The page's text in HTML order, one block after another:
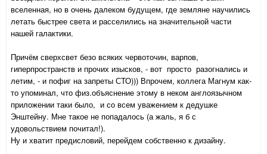
вселенная, но в очень далеком будущем, где земляне научились
летать быстрее света и расселились на значительной части
нашей галактики.
Причём сверхсвет безо всяких червоточин, варпов,
гиперпространств и прочих изысков, - вот просто разогнались и
летим, - и пофиг на запреты СТО))) Впрочем, коллега Магнум как-
то упоминал, что физ.объяснение этому в неком англоязычном
приложении таки было, и со всем уважением к дедушке
Энштейну. Мне такое не попадалось (а жаль, я б с
удовольствием почитал!).
Ну и хватит предисловий, перейдем собственно к дизайну.